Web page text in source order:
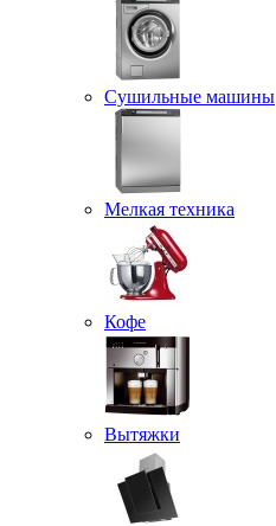
Сушильные машины
Мелкая техника
Кофе
Вытяжки